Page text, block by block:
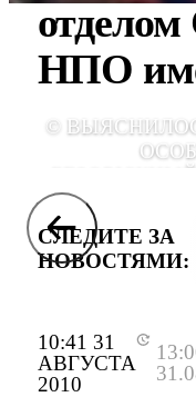
10:41 31
АВГУСТА
2010
НПО
©
ЛИБО НЕ
СЛЕДИТЕ ЗА
НОВОСТЯМИ: